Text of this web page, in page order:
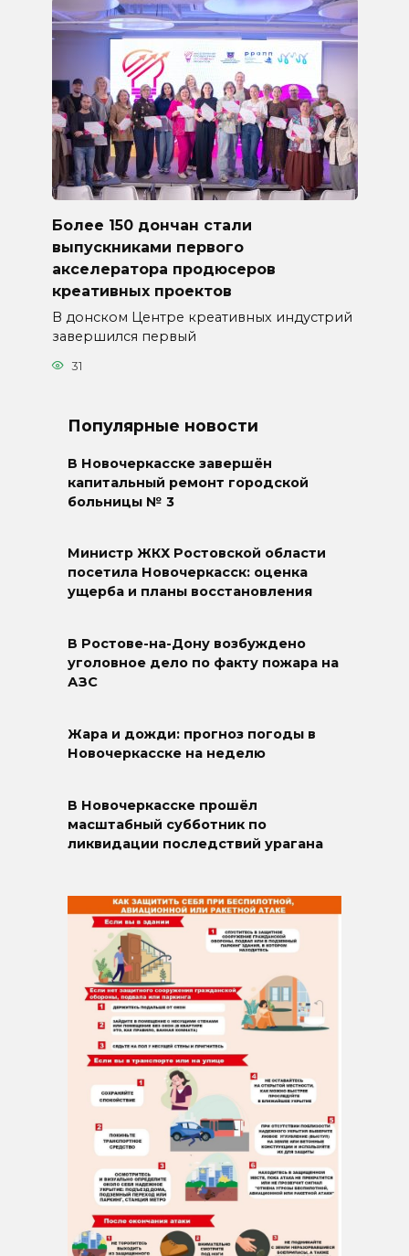
Более 150 дончан стали
выпускниками первого
акселератора продюсеров
креативных проектов
В донском Центре креативных индустрий
завершился первый
31
Популярные новости
В Новочеркасске завершён
капитальный ремонт городской
больницы № 3
Министр ЖКХ Ростовской области
посетила Новочеркасск: оценка
ущерба и планы восстановления
В Ростове-на-Дону возбуждено
уголовное дело по факту пожара на
АЗС
Жара и дожди: прогноз погоды в
Новочеркасске на неделю
В Новочеркасске прошёл
масштабный субботник по
ликвидации последствий урагана